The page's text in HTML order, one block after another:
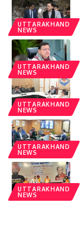
UTTARAKHAND
NEWS
UTTARAKHAND
NEWS
UTTARAKHAND
NEWS
UTTARAKHAND
NEWS
UTTARAKHAND
NEWS